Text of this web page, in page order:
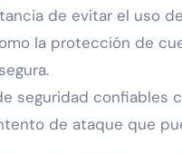
de evitar el uso
la protección de
seguridad confiables
de ataque que